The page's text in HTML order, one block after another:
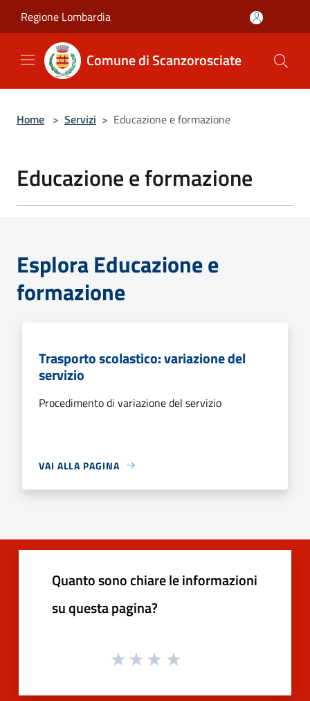
Regione Lombardia
Comune di Scanzorosciate
Home > Servizi > Educazione e formazione
Educazione e formazione
Esplora Educazione e
formazione
Trasporto scolastico: variazione del
servizio
Procedimento di variazione del servizio
VAI ALLA PAGINA
Quanto sono chiare le informazioni
su questa pagina?